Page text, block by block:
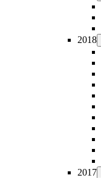
2018
2017